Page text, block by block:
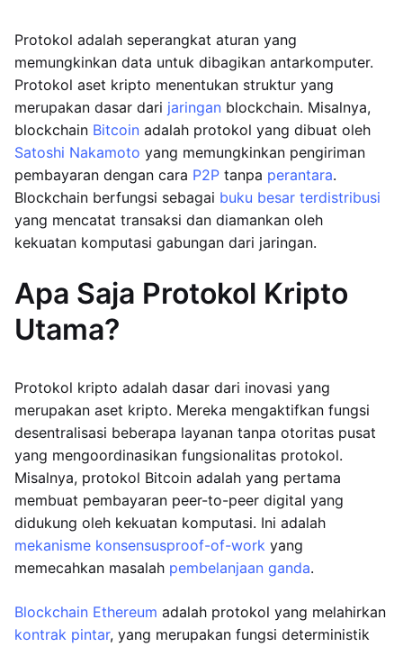
Protokol adalah seperangkat aturan yang
memungkinkan data untuk dibagikan antarkomputer.
Protokol aset kripto menentukan struktur yang
merupakan dasar dari jaringan blockchain. Misalnya,
blockchain Bitcoin adalah protokol yang dibuat oleh
Satoshi Nakamoto yang memungkinkan pengiriman
pembayaran dengan cara P2P tanpa perantara.
Blockchain berfungsi sebagai buku besar terdistribusi
yang mencatat transaksi dan diamankan oleh
kekuatan komputasi gabungan dari jaringan.
Apa Saja Protokol Kripto
Utama?
Protokol kripto adalah dasar dari inovasi yang
merupakan aset kripto. Mereka mengaktifkan fungsi
desentralisasi beberapa layanan tanpa otoritas pusat
yang mengoordinasikan fungsionalitas protokol.
Misalnya, protokol Bitcoin adalah yang pertama
membuat pembayaran peer-to-peer digital yang
didukung oleh kekuatan komputasi. Ini adalah
mekanisme konsensusproof-of-work yang
memecahkan masalah pembelanjaan ganda.
Blockchain Ethereum adalah protokol yang melahirkan
kontrak pintar, yang merupakan fungsi deterministik